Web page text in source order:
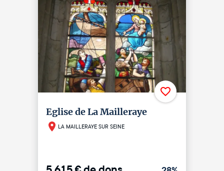
Eglise de La Mailleraye
LA MAILLERAYE SUR SEINE